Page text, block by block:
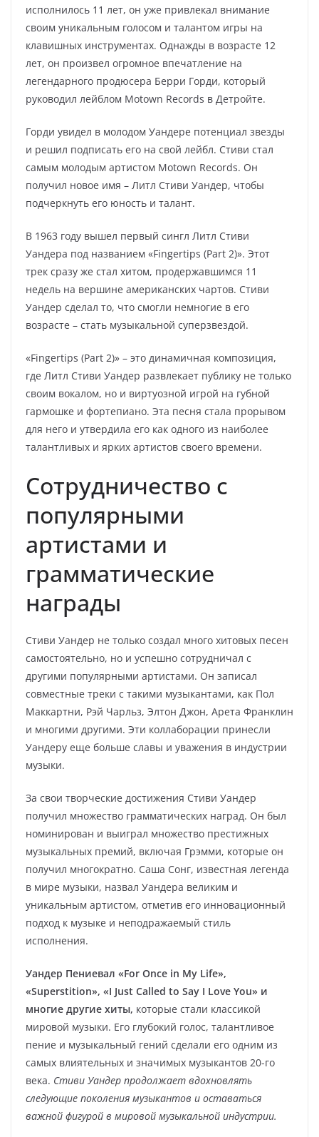
исполнилось 11 лет, он уже привлекал внимание
своим уникальным голосом и талантом игры на
клавишных инструментах. Однажды в возрасте 12
лет, он произвел огромное впечатление на
легендарного продюсера Берри Горди, который
руководил лейблом Motown Records в Детройте.
Горди увидел в молодом Уандере потенциал звезды
и решил подписать его на свой лейбл. Стиви стал
самым молодым артистом Motown Records. Он
получил новое имя – Литл Стиви Уандер, чтобы
подчеркнуть его юность и талант.
В 1963 году вышел первый сингл Литл Стиви
Уандера под названием «Fingertips (Part 2)». Этот
трек сразу же стал хитом, продержавшимся 11
недель на вершине американских чартов. Стиви
Уандер сделал то, что смогли немногие в его
возрасте – стать музыкальной суперзвездой.
«Fingertips (Part 2)» – это динамичная композиция,
где Литл Стиви Уандер развлекает публику не только
своим вокалом, но и виртуозной игрой на губной
гармошке и фортепиано. Эта песня стала прорывом
для него и утвердила его как одного из наиболее
талантливых и ярких артистов своего времени.
Сотрудничество с
популярными
артистами и
грамматические
награды
Стиви Уандер не только создал много хитовых песен
самостоятельно, но и успешно сотрудничал с
другими популярными артистами. Он записал
совместные треки с такими музыкантами, как Пол
Маккартни, Рэй Чарльз, Элтон Джон, Арета Франклин
и многими другими. Эти коллаборации принесли
Уандеру еще больше славы и уважения в индустрии
музыки.
За свои творческие достижения Стиви Уандер
получил множество грамматических наград. Он был
номинирован и выиграл множество престижных
музыкальных премий, включая Грэмми, которые он
получил многократно. Саша Сонг, известная легенда
в мире музыки, назвал Уандера великим и
уникальным артистом, отметив его инновационный
подход к музыке и неподражаемый стиль
исполнения.
Уандер Пениевал «For Once in My Life»,
«Superstition», «I Just Called to Say I Love You» и
многие другие хиты, которые стали классикой
мировой музыки. Его глубокий голос, талантливое
пение и музыкальный гений сделали его одним из
самых влиятельных и значимых музыкантов 20-го
века. Стиви Уандер продолжает вдохновлять
следующие поколения музыкантов и оставаться
важной фигурой в мировой музыкальной индустрии.